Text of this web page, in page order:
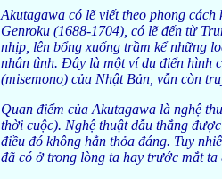
Akutagawa có lẽ viết theo phong
Genroku (1688-1704), có lẽ đến từ
nhịp, lên bổng xuống trầm kể những
nhân tình. Đây là một ví dụ điển hình
(misemono) của Nhật Bản, vẫn còn
Quan điểm của Akutagawa là nghệ
thời cuộc). Nghệ thuật dẫu thắng
điều đó không hẳn thỏa đáng. Tuy
đã có ở trong lòng ta hay trước mắt ta